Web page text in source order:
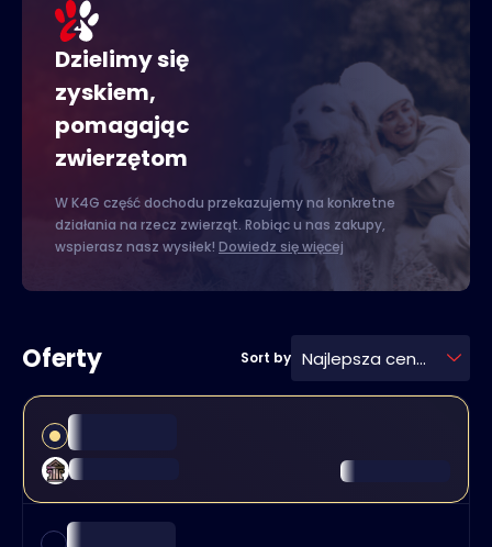
Dzielimy się
zyskiem,
pomagając
zwierzętom
W K4G część dochodu przekazujemy na konkretne
działania na rzecz zwierząt. Robiąc u nas zakupy,
wspierasz nasz wysiłek! Dowiedz się więcej
Oferty Sort by Najlepsza cena